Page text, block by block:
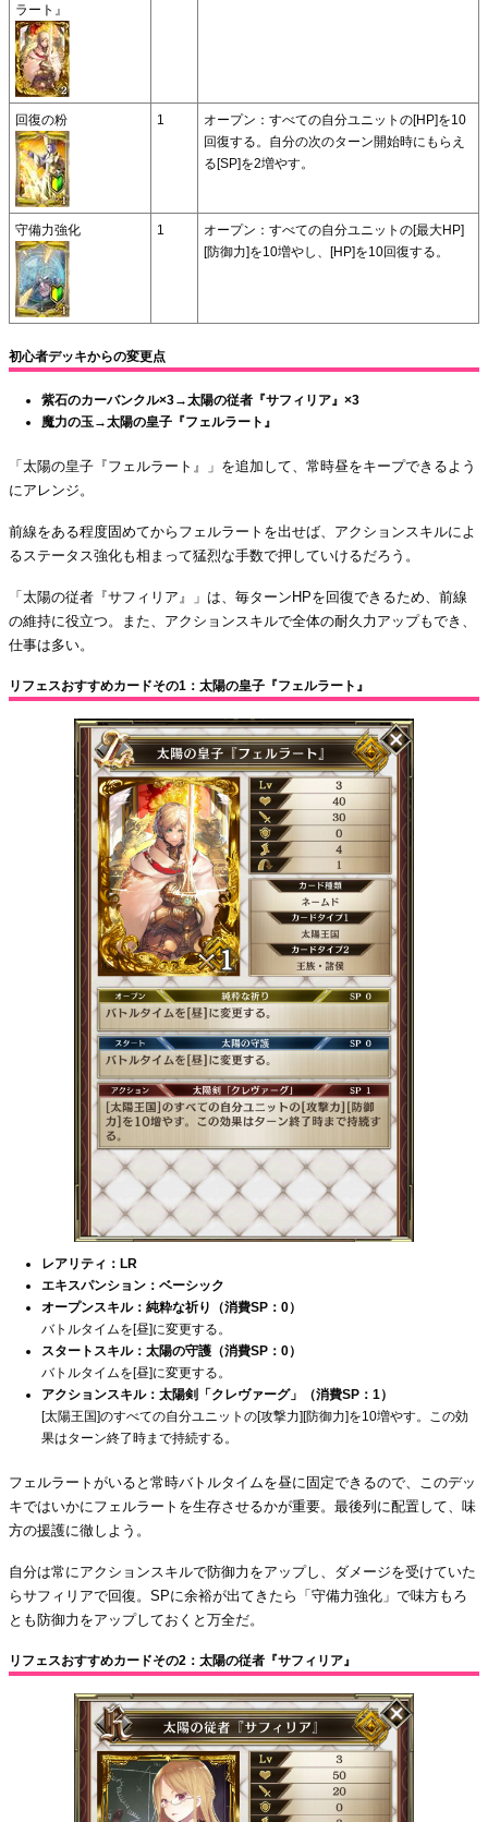
ラート』
回復の粉 1
オープン：すべての自分ユニットの[HP]を10
回復する。自分の次のターン開始時にもらえ
る[SP]を2増やす。
守備力強化 1
オープン：すべての自分ユニットの[最大HP]
[防御力]を10増やし、[HP]を10回復する。
初心者デッキからの変更点
紫石のカーバンクル×3→太陽の従者『サフィリア』×3
魔力の玉→太陽の皇子『フェルラート』
「太陽の皇子『フェルラート』」を追加して、常時昼をキープできるよう
にアレンジ。
前線をある程度固めてからフェルラートを出せば、アクションスキルによ
るステータス強化も相まって猛烈な手数で押していけるだろう。
「太陽の従者『サフィリア』」は、毎ターンHPを回復できるため、前線
の維持に役立つ。また、アクションスキルで全体の耐久力アップもでき、
仕事は多い。
リフェスおすすめカードその1：太陽の皇子『フェルラート』
レアリティ：LR
エキスパンション：ベーシック
オープンスキル：純粋な祈り（消費SP：0）
バトルタイムを[昼]に変更する。
スタートスキル：太陽の守護（消費SP：0）
バトルタイムを[昼]に変更する。
アクションスキル：太陽剣「クレヴァーグ」（消費SP：1）
[太陽王国]のすべての自分ユニットの[攻撃力][防御力]を10増やす。この効
果はターン終了時まで持続する。
フェルラートがいると常時バトルタイムを昼に固定できるので、このデッ
キではいかにフェルラートを生存させるかが重要。最後列に配置して、味
方の援護に徹しよう。
自分は常にアクションスキルで防御力をアップし、ダメージを受けていた
らサフィリアで回復。SPに余裕が出てきたら「守備力強化」で味方もろ
とも防御力をアップしておくと万全だ。
リフェスおすすめカードその2：太陽の従者『サフィリア』